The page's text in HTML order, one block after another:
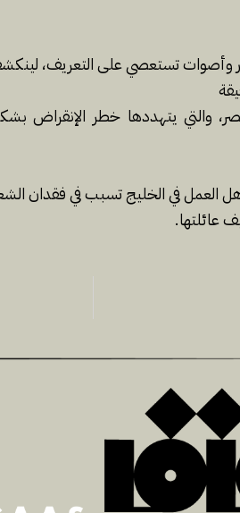
وأصوات تستعصي على التعريف،
والتي يتهددها خطر الإنقراض
العمل في الخليج تسبب في فقدان
عائلتھا.